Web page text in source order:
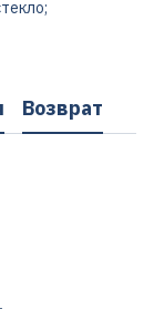
Возврат